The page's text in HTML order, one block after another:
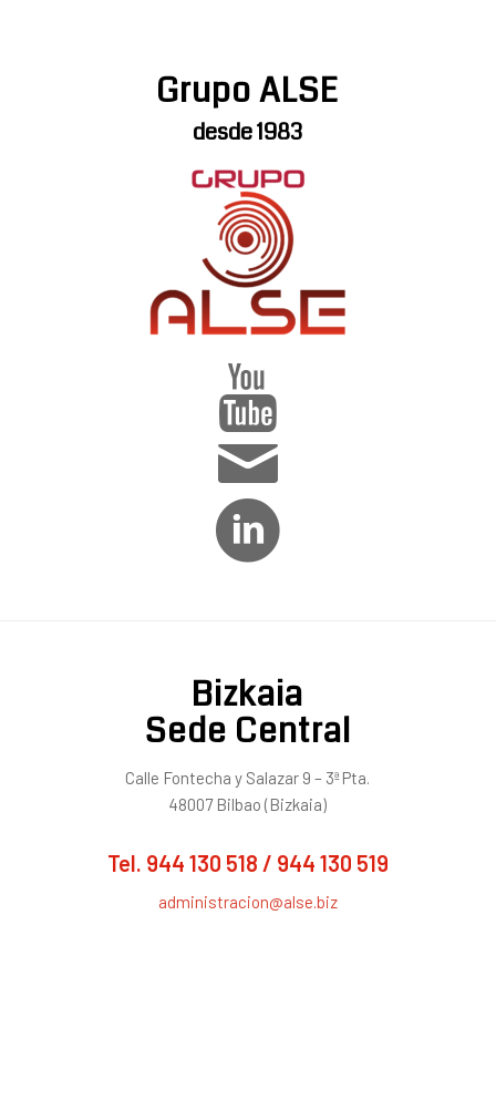
Grupo ALSE
desde 1983
Bizkaia
Sede Central
Calle Fontecha y Salazar 9 – 3ª Pta.
48007 Bilbao (Bizkaia)
Tel. 944 130 518 / 944 130 519
administracion@alse.biz